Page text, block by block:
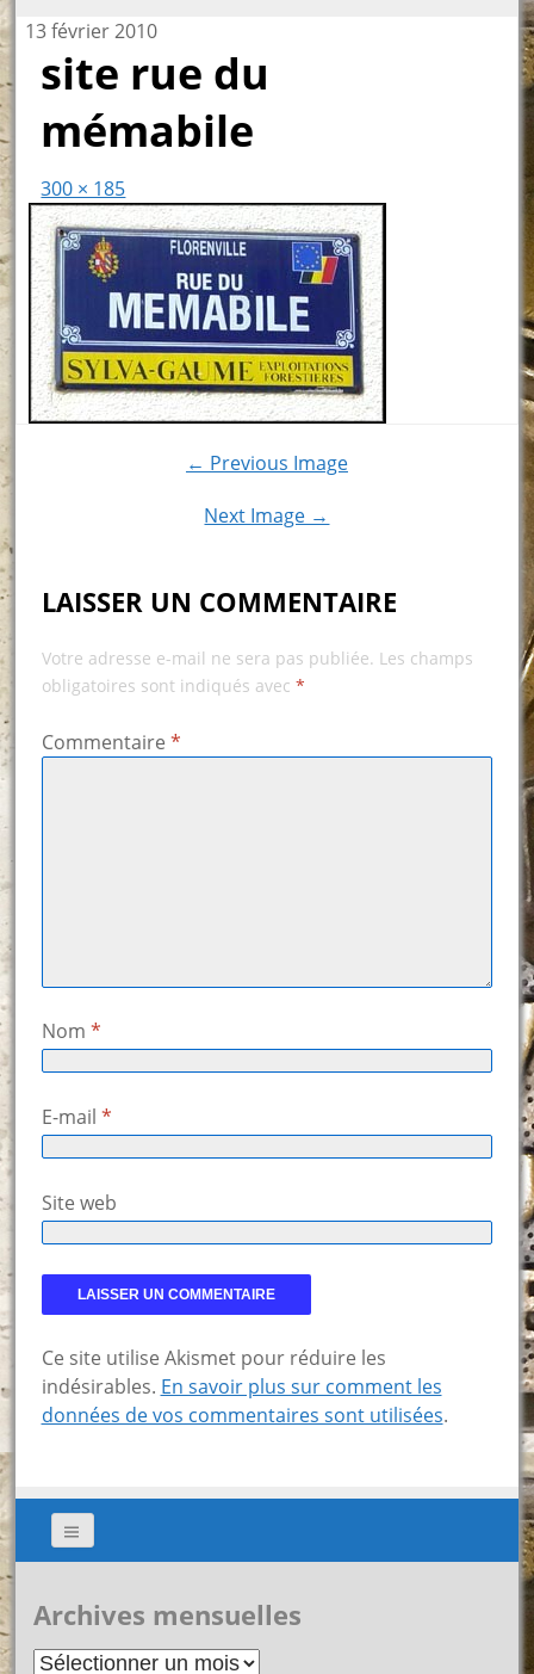
13 février 2010
site rue du
mémabile
300 × 185
← Previous Image
Next Image →
LAISSER UN COMMENTAIRE
Votre adresse e-mail ne sera pas publiée. Les champs
obligatoires sont indiqués avec *
Commentaire *
Nom *
E-mail *
Site web
Ce site utilise Akismet pour réduire les
indésirables. En savoir plus sur comment les
données de vos commentaires sont utilisées.
Archives mensuelles
Archives